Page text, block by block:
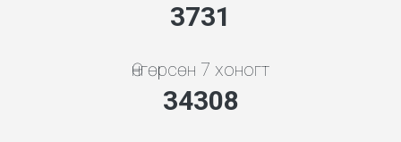
3998
Өнгөрсөн 7 хоногт
36759